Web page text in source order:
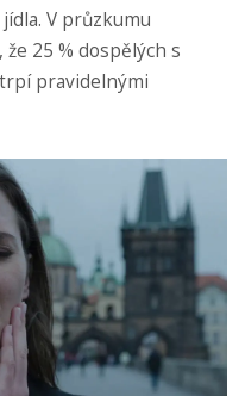
V průzkumu
25 % dospělých s
pravidelnými